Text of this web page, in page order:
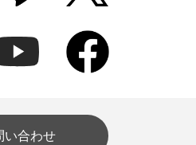
い合わせ